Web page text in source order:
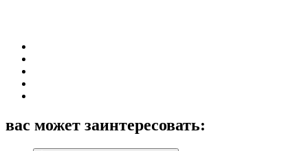
вас может заинтересовать: